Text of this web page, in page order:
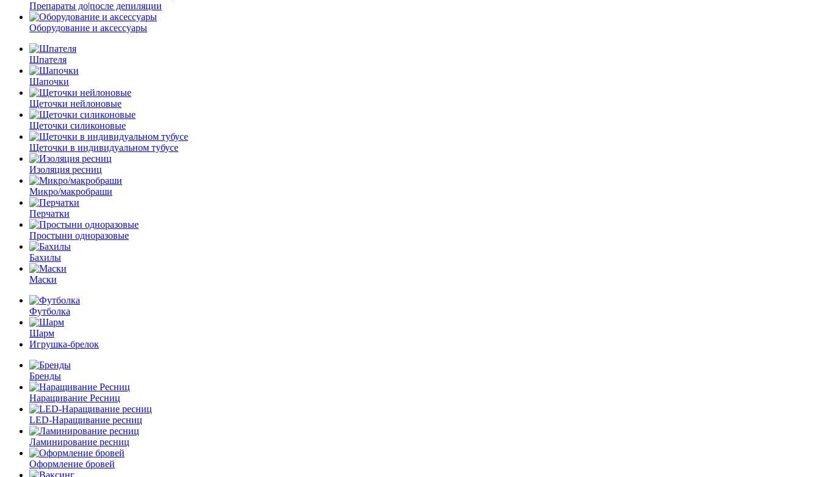
Препараты до|после депиляции
Оборудование и аксессуары
Шпателя
Шапочки
Щеточки нейлоновые
Щеточки силиконовые
Щеточки в индивидуальном тубусе
Изоляция ресниц
Микро/макробраши
Перчатки
Простыни одноразовые
Бахилы
Маски
Футболка
Шарм
Игрушка-брелок
Бренды
Наращивание Ресниц
LED-Наращивание ресниц
Ламинирование ресниц
Оформление бровей